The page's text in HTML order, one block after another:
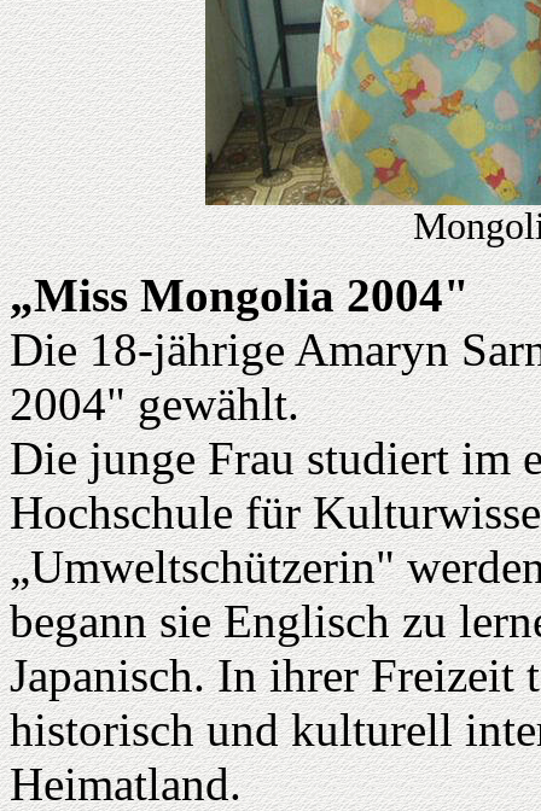
„Miss Mongolia 2004"
Die 18-jährige Amaryn
2004" gewählt.
Die junge Frau studiert im
Hochschule für
„Umweltschützerin"
begann sie Englisch zu
Japanisch. In ihrer Freizeit
historisch und kulturell
Heimatland.